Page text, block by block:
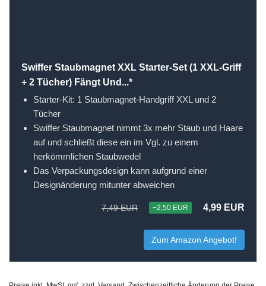
Swiffer Staubmagnet XXL Starter-Set (1 XXL-Griff
+ 2 Tücher) Fängt Und...*
Starter-Kit: 1 Staubmagnet-Handgriff XXL und 2
Tücher
Swiffer Staubmagnet nimmt 3x mehr Staub und Haare
auf und schließt diese ein im Vgl. zu einem
herkömmlichen Staubwedel
Das Verpackungsdesign kann aufgrund einer
Designänderung mitunter abweichen
7,49 EUR −2,50 EUR 4,99 EUR
Zum Amazon Angebot!